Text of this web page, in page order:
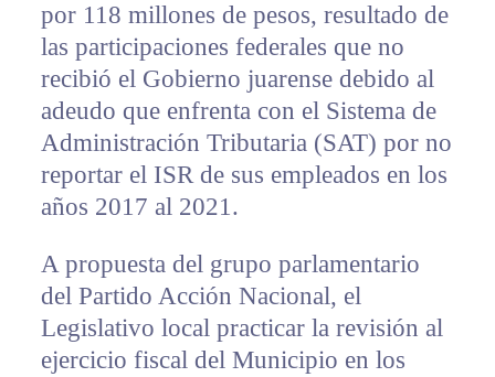
por 118 millones de pesos, resultado de
las participaciones federales que no
recibió el Gobierno juarense debido al
adeudo que enfrenta con el Sistema de
Administración Tributaria (SAT) por no
reportar el ISR de sus empleados en los
años 2017 al 2021.
A propuesta del grupo parlamentario
del Partido Acción Nacional, el
Legislativo local practicar la revisión al
ejercicio fiscal del Municipio en los